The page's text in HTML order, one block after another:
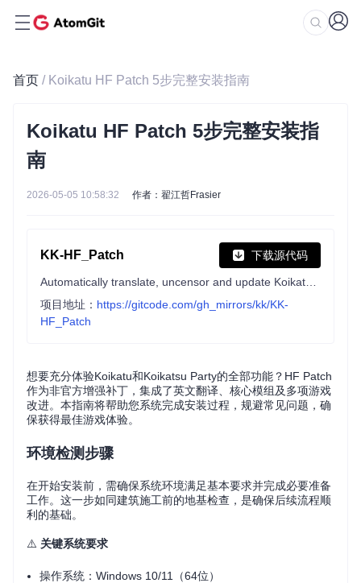
首页 / Koikatu HF Patch 5步完整安装指南
Koikatu HF Patch 5步完整安装指
南
2026-05-05 10:58:32 作者：翟江哲Frasier
KK-HF_Patch 下载源代码
项目地址： https://gitcode.com/gh_mirrors/kk/KK-
HF_Patch
想要充分体验Koikatu和Koikatsu Party的全部功能？HF Patch
作为非官方增强补丁，集成了英文翻译、核心模组及多项游戏
改进。本指南将帮助您系统完成安装过程，规避常见问题，确
保获得最佳游戏体验。
环境检测步骤
在开始安装前，需确保系统环境满足基本要求并完成必要准备
工作。这一步如同建筑施工前的地基检查，是确保后续流程顺
利的基础。
⚠️ 关键系统要求
操作系统：Windows 10/11（64位）